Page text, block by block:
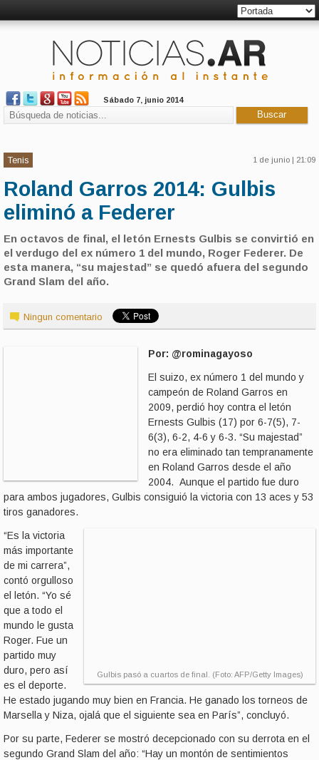
Sábado 7, junio 2014
Tenis 1 de junio | 21:09
Roland Garros 2014: Gulbis
eliminó a Federer
En octavos de final, el letón Ernests Gulbis se convirtió en
el verdugo del ex número 1 del mundo, Roger Federer. De
esta manera, “su majestad” se quedó afuera del segundo
Grand Slam del año.
Ningun comentario
Por: @rominagayoso
El suizo, ex número 1 del mundo y
campeón de Roland Garros en
2009, perdió hoy contra el letón
Ernests Gulbis (17) por 6-7(5), 7-
6(3), 6-2, 4-6 y 6-3. “Su majestad”
no era eliminado tan tempranamente
en Roland Garros desde el año
2004. Aunque el partido fue duro
para ambos jugadores, Gulbis consiguió la victoria con 13 aces y 53
tiros ganadores.
Gulbis pasó a cuartos de final. (Foto: AFP/Getty Images)
“Es la victoria
más importante
de mi carrera”,
contó orgulloso
el letón. “Yo sé
que a todo el
mundo le gusta
Roger. Fue un
partido muy
duro, pero así
es el deporte.
He estado jugando muy bien en Francia. He ganado los torneos de
Marsella y Niza, ojalá que el siguiente sea en París”, concluyó.
Por su parte, Federer se mostró decepcionado con su derrota en el
segundo Grand Slam del año: “Hay un montón de sentimientos